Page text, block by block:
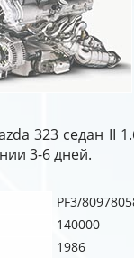
323 седан II
3-6 дней.
PF3/
140000
1986